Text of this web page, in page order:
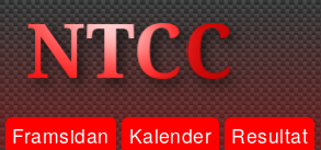
Framsidan Kalender Resultat